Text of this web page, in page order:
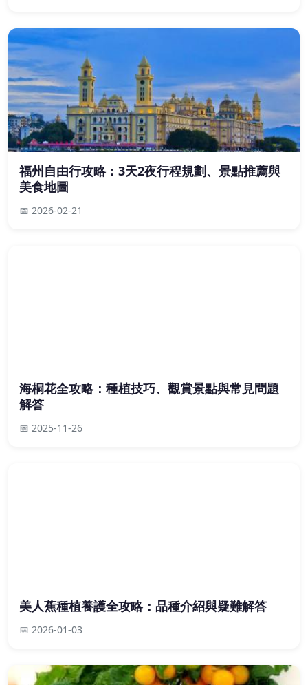
福州自由行攻略：3天2夜行程規劃、景點推薦與
美食地圖
📅 2026-02-21
海桐花全攻略：種植技巧、觀賞景點與常見問題
解答
📅 2025-11-26
美人蕉種植養護全攻略：品種介紹與疑難解答
📅 2026-01-03